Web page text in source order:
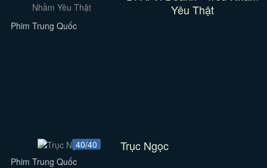
Yêu Thật
Phim Trung Quốc
40/40 Trục Ngọc
Phim Trung Quốc